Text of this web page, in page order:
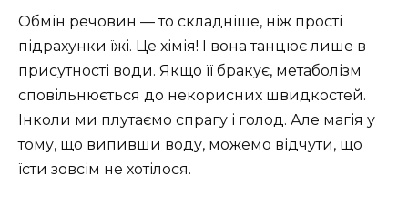
Обмін речовин — то складніше, ніж прості
підрахунки їжі. Це хімія! І вона танцює лише в
присутності води. Якщо її бракує, метаболізм
сповільнюється до некорисних швидкостей.
Інколи ми плутаємо спрагу і голод. Але магія у
тому, що випивши воду, можемо відчути, що
їсти зовсім не хотілося.